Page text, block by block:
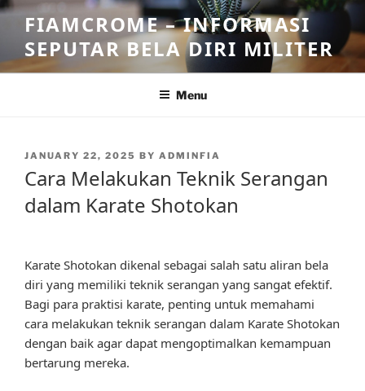
Skip
content
FIAMCROME – INFORMASI
SEPUTAR BELA DIRI MILITER
Menu
POSTED
JANUARY 22, 2025 BY ADMINFIA
Cara Melakukan Teknik Serangan
dalam Karate Shotokan
Karate Shotokan dikenal sebagai salah satu aliran bela
diri yang memiliki teknik serangan yang sangat efektif.
Bagi para praktisi karate, penting untuk memahami
cara melakukan teknik serangan dalam Karate Shotokan
dengan baik agar dapat mengoptimalkan kemampuan
bertarung mereka.